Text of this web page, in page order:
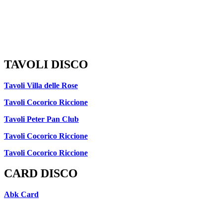
TAVOLI DISCO
Tavoli Villa delle Rose
Tavoli Cocorico Riccione
Tavoli Peter Pan Club
Tavoli Cocorico Riccione
Tavoli Cocorico Riccione
CARD DISCO
Abk Card